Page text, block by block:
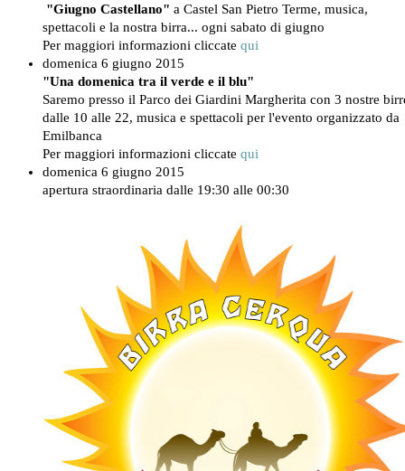
"Giugno Castellano" a Castel San Pietro Terme, musica,
spettacoli e la nostra birra... ogni sabato di giugno
Per maggiori informazioni cliccatequi
domenica 6 giugno 2015
"Una domenica tra il verde e il blu"
Saremo presso il Parco dei Giardini Margherita con 3 nostre
dalle 10 alle 22, musica e spettacoli per l'evento organizzato da
Emilbanca
Per maggiori informazioni cliccatequi
domenica 6 giugno 2015
apertura straordinaria dalle 19:30 alle 00:30